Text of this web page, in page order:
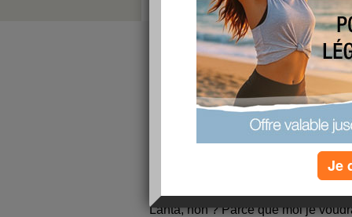
Un candidat se détache du lot. Il
que les autres aventuriers.
baroudeur qui dérange un peu par
de l'équipe et de la "débrouille" en
l'élimine pas il risque de gagner le
éliminé, dès les premiers conseils.
logique du jeu qui n'est pas de
l'équipe. Je suis déçue. Notre
On me dit souvent que je suis très
un visage. Vous pensez bien que
Je me suis toujours demandé
aventure. Ce serait sympa qu'il
Lanta, non ? Parce que moi je
Je